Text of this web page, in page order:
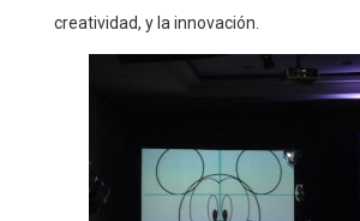
creatividad, y la innovación.